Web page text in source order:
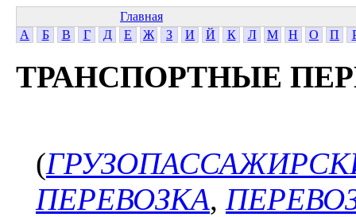
Главная
А
Б В Г Д Е Ж З И Й К Л М Н О П
ТРАНСПОРТНЫЕ
(
ПЕРЕВОЗКА,